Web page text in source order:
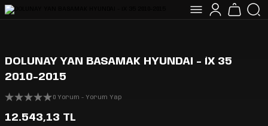
DOLUNAY YAN BASAMAK HYUNDAI - iX 35
2010-2015
0 Yorum - Yorum Yap
12.543,13 TL